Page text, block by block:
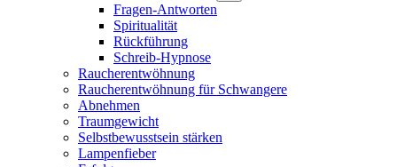
Fragen-Antworten
Spiritualität
Rückführung
Schreib-Hypnose
Raucherentwöhnung
Raucherentwöhnung für Schwangere
Abnehmen
Traumgewicht
Selbstbewusstsein stärken
Lampenfieber